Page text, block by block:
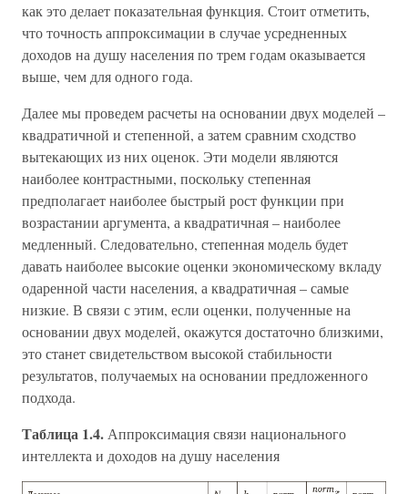
как это делает показательная функция. Стоит отметить,
что точность аппроксимации в случае усредненных
доходов на душу населения по трем годам оказывается
выше, чем для одного года.
Далее мы проведем расчеты на основании двух моделей –
квадратичной и степенной, а затем сравним сходство
вытекающих из них оценок. Эти модели являются
наиболее контрастными, поскольку степенная
предполагает наиболее быстрый рост функции при
возрастании аргумента, а квадратичная – наиболее
медленный. Следовательно, степенная модель будет
давать наиболее высокие оценки экономическому вкладу
одаренной части населения, а квадратичная – самые
низкие. В связи с этим, если оценки, полученные на
основании двух моделей, окажутся достаточно близкими,
это станет свидетельством высокой стабильности
результатов, получаемых на основании предложенного
подхода.
Таблица 1.4. Аппроксимация связи национального
интеллекта и доходов на душу населения